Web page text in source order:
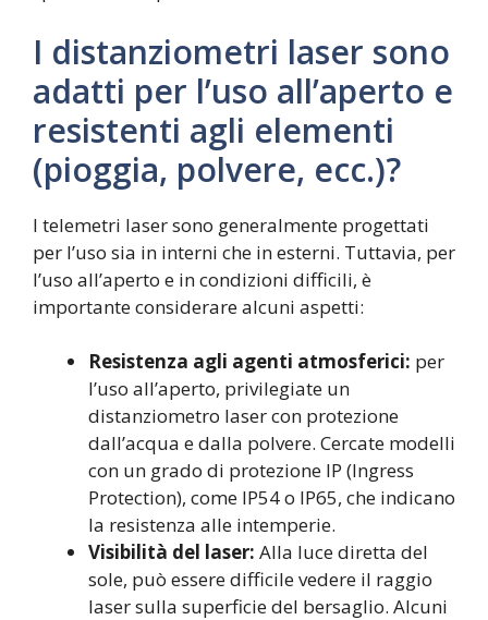
I distanziometri laser sono
adatti per l’uso all’aperto e
resistenti agli elementi
(pioggia, polvere, ecc.)?
I telemetri laser sono generalmente progettati
per l’uso sia in interni che in esterni. Tuttavia, per
l’uso all’aperto e in condizioni difficili, è
importante considerare alcuni aspetti:
Resistenza agli agenti atmosferici: per
l’uso all’aperto, privilegiate un
distanziometro laser con protezione
dall’acqua e dalla polvere. Cercate modelli
con un grado di protezione IP (Ingress
Protection), come IP54 o IP65, che indicano
la resistenza alle intemperie.
Visibilità del laser: Alla luce diretta del
sole, può essere difficile vedere il raggio
laser sulla superficie del bersaglio. Alcuni